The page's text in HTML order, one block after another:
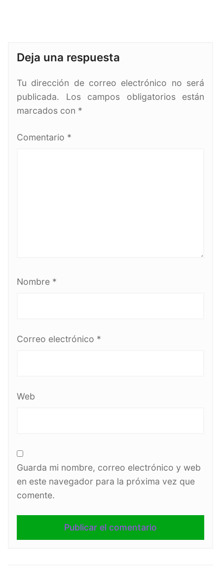
Deja una respuesta
Tu dirección de correo electrónico no será
publicada.
Los campos obligatorios están
marcados con *
Comentario *
Nombre *
Correo electrónico *
Web
Guarda mi nombre, correo electrónico y web
en este navegador para la próxima vez que
comente.